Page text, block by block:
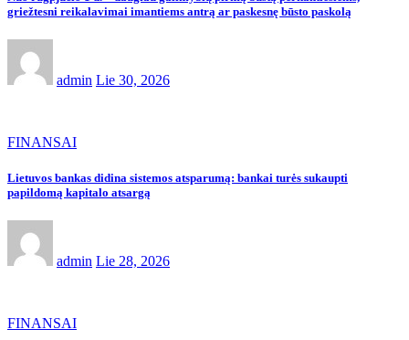
griežtesni reikalavimai imantiems antrą ar paskesnę būsto paskolą
admin Lie 30, 2026
FINANSAI
Lietuvos bankas didina sistemos atsparumą: bankai turės sukaupti
papildomą kapitalo atsargą
admin Lie 28, 2026
FINANSAI